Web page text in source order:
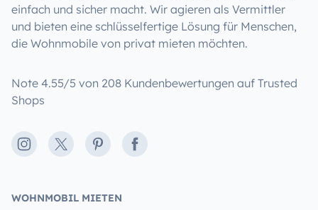
einfach und sicher macht. Wir agieren als Vermittler
und bieten eine schlüsselfertige Lösung für Menschen,
die Wohnmobile von privat mieten möchten.
Note 4.55/5 von 208 Kundenbewertungen auf Trusted
Shops
Instagram
X PinterestFacebook
WOHNMOBIL MIETEN